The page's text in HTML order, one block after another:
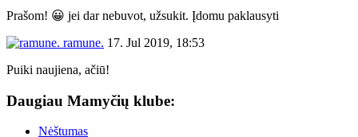
Prašom! 😀 jei dar nebuvot, užsukit. Įdomu paklausyti
ramune. 17. Jul 2019, 18:53
Puiki naujiena, ačiū!
Daugiau Mamyčių klube:
Nėštumas